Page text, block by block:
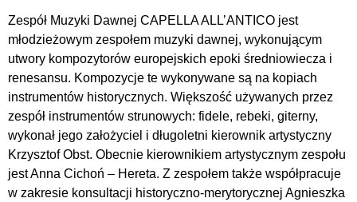
Zespół Muzyki Dawnej CAPELLA ALL’ANTICO jest
młodzieżowym zespołem muzyki dawnej, wykonującym
utwory kompozytorów europejskich epoki średniowiecza i
renesansu. Kompozycje te wykonywane są na kopiach
instrumentów historycznych. Większość używanych przez
zespół instrumentów strunowych: fidele, rebeki, giterny,
wykonał jego założyciel i długoletni kierownik artystyczny
Krzysztof Obst. Obecnie kierownikiem artystycznym zespołu
jest Anna Cichoń – Hereta. Z zespołem także współpracuje
w zakresie konsultacji historyczno-merytorycznej Agnieszka